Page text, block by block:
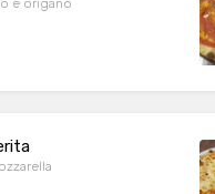
e origano